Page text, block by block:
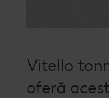
Vitello
oferă